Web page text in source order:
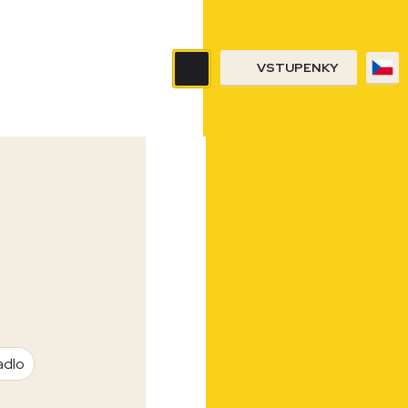
VSTUPENKY